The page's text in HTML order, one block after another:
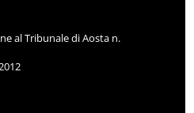
al Tribunale di Aosta n.